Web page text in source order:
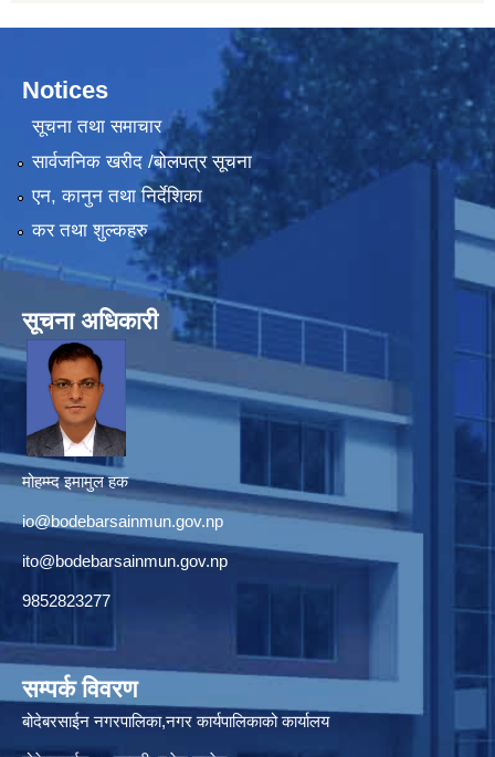
Notices
सूचना तथा समाचार
सार्वजनिक खरीद /बोलपत्र सूचना
एन, कानुन तथा निर्देशिका
कर तथा शुल्कहरु
सूचना अधिकारी
मोहम्म्द इमामुल हक
io@bodebarsainmun.gov.np
ito@bodebarsainmun.gov.np
9852823277
सम्पर्क विवरण
बोदेबरसाईन नगरपालिका,नगर कार्यपालिकाको कार्यालय